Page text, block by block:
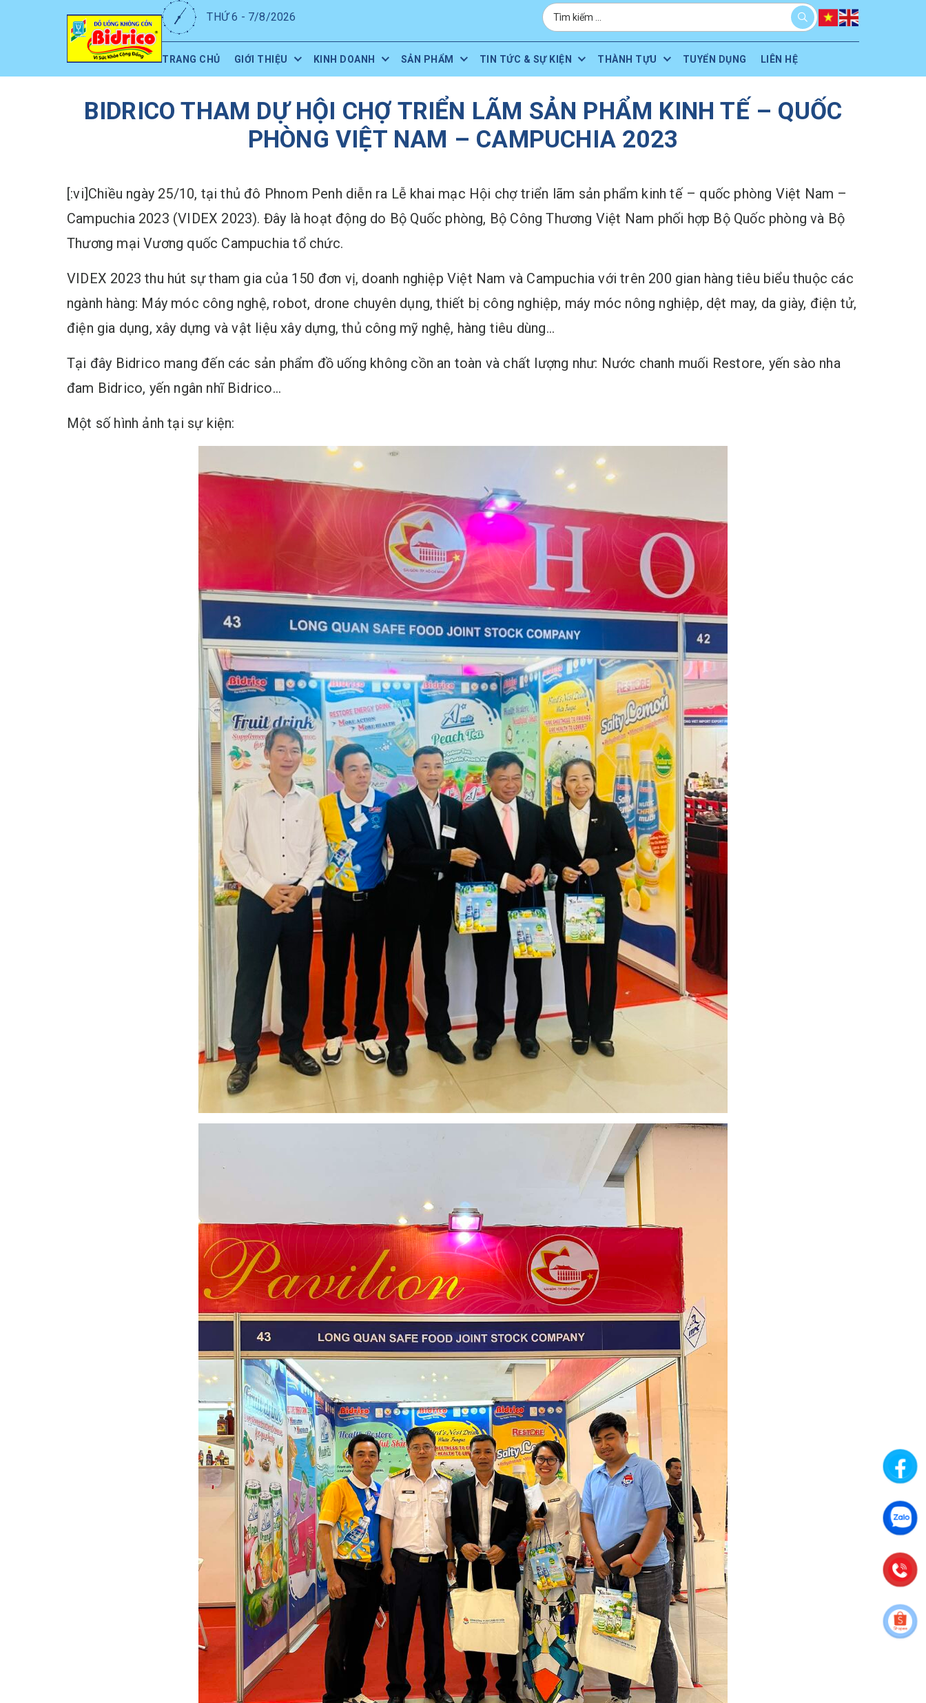
TRANG CHỦ GIỚI THIỆU KINH DOANH SẢN PHẨM TIN TỨC & SỰ KIỆN THÀNH TỰU TUYỂN DỤNG LIÊN HỆ
THỨ 6 - 7/8/2026
BIDRICO THAM DỰ HỘI CHỢ TRIỂN LÃM SẢN PHẨM KINH TẾ – QUỐC
PHÒNG VIỆT NAM – CAMPUCHIA 2023
[:vi]Chiều ngày 25/10, tại thủ đô Phnom Penh diễn ra Lễ khai mạc Hội chợ triển lãm sản phẩm kinh tế – quốc phòng Việt Nam –
Campuchia 2023 (VIDEX 2023). Đây là hoạt động do Bộ Quốc phòng, Bộ Công Thương Việt Nam phối hợp Bộ Quốc phòng và Bộ
Thương mại Vương quốc Campuchia tổ chức.
VIDEX 2023 thu hút sự tham gia của 150 đơn vị, doanh nghiệp Việt Nam và Campuchia với trên 200 gian hàng tiêu biểu thuộc các
ngành hàng: Máy móc công nghệ, robot, drone chuyên dụng, thiết bị công nghiệp, máy móc nông nghiệp, dệt may, da giày, điện tử,
điện gia dụng, xây dựng và vật liệu xây dựng, thủ công mỹ nghệ, hàng tiêu dùng…
Tại đây Bidrico mang đến các sản phẩm đồ uống không cồn an toàn và chất lượng như: Nước chanh muối Restore, yến sào nha
đam Bidrico, yến ngân nhĩ Bidrico…
Một số hình ảnh tại sự kiện: